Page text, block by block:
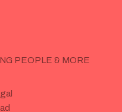
PEOPLE & MORE